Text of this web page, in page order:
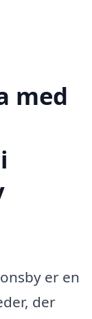
med
er en
der